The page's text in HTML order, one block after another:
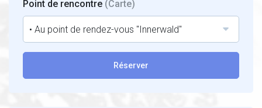
Point de rencontre (Carte)
• Au point de rendez-vous "Innerwald"
Réserver